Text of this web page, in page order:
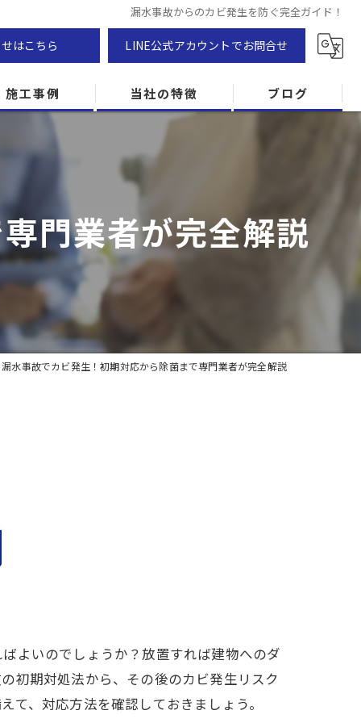
漏水事故からのカビ発生を防ぐ完全ガイド！
はこちら LINE公式アカウントでお問合せ
施工事例 当社の特徴
防カビ
カビ専門
ZEH住宅
カビ検査
ブログ
門業者が完全解説
漏水事故でカビ発生！初期対応から除菌まで専門業者が完全解説
よいのでしょうか？放置すれば建物へのダ
初期対処法から、その後のカビ発生リスク
、対応方法を確認しておきましょう。